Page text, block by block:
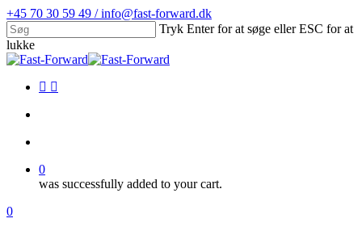
Skip
to
main
content
+45 70 30 59 49 / info@fast-forward.dk
Tryk Enter for at søge eller ESC for at
lukke
Close
facebook
linkedin
0
was successfully added to your cart.
Menu
search
account
0